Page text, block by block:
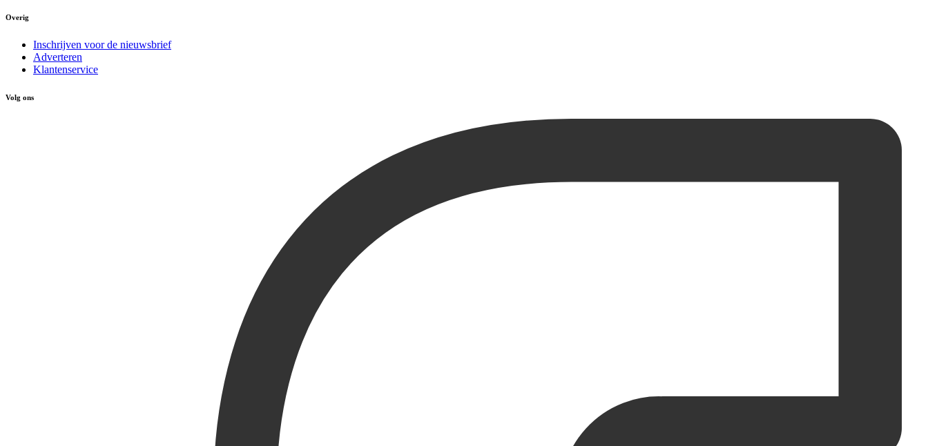
Overig
Inschrijven voor de nieuwsbrief
Adverteren
Klantenservice
Volg ons